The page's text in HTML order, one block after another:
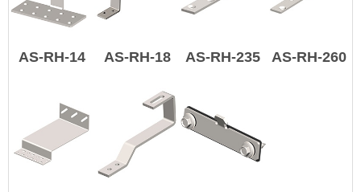
AS-RH-14 AS-RH-18 AS-RH-235 AS-RH-260